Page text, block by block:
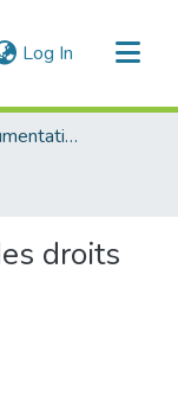
Log In (current)
UML System Documentation
droits